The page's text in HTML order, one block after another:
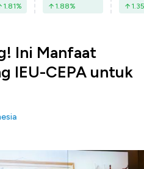
1.81% 1.88% 1.35
Ini Manfaat
IEU-CEPA untuk